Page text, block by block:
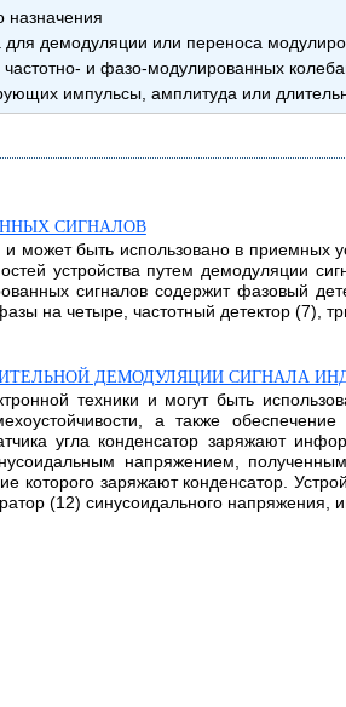
демодуляции или переноса
и фазо-модулированных
импульсы, амплитуда или
СИГНАЛОВ
и может быть использовано в
устройства путем демодуляции
сигналов содержит фазовый
на четыре, частотный детектор (7),
ДЕМОДУЛЯЦИИ СИГНАЛА
техники и могут быть
а также
угла конденсатор заряжают
напряжением,
которого заряжают конденсатор.
(12) синусоидального